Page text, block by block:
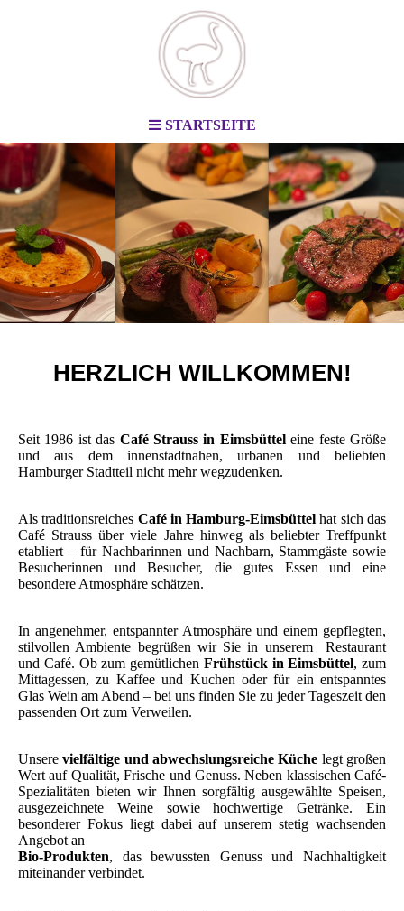
STARTSEITE
HERZLICH WILLKOMMEN!
Seit 1986 ist das Café Strauss in Eimsbütteleine feste Größe
und aus dem innenstadtnahen, urbanen und beliebten
Hamburger Stadtteil nicht mehr wegzudenken.
Als traditionsreiches Café in Hamburg-Eimsbüttel hat sich das
Café Strauss über viele Jahre hinweg als beliebter Treffpunkt
etabliert – für Nachbarinnen und Nachbarn, Stammgäste sowie
Besucherinnen und Besucher, die gutes Essen und eine
besondere Atmosphäre schätzen.
In angenehmer, entspannter Atmosphäre und einem gepflegten,
stilvollen Ambiente begrüßen wir Sie in unserem Restaurant
und Café. Ob zum gemütlichen Frühstück in Eimsbüttel, zum
Mittagessen, zu Kaffee und Kuchen oder für ein entspanntes
Glas Wein am Abend – bei uns finden Sie zu jeder Tageszeit den
passenden Ort zum Verweilen.
Unserevielfältige und abwechslungsreiche Küche legt großen
Wert auf Qualität, Frische und Genuss. Neben klassischen Café-
Spezialitäten bieten wir Ihnen sorgfältig ausgewählte Speisen,
ausgezeichnete Weine sowie hochwertige Getränke. Ein
besonderer Fokus liegt dabei auf unserem stetig wachsenden
Angebot an
Bio-Produkten, das bewussten Genuss und Nachhaltigkeit
miteinander verbindet.